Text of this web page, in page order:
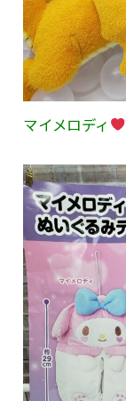
マイメロディ